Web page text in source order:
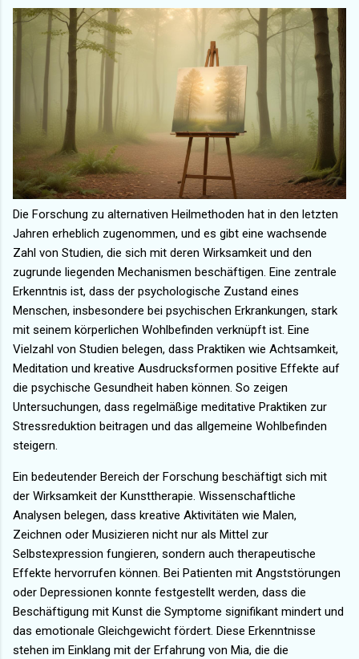
Die Forschung zu alternativen Heilmethoden hat in den letzten
Jahren erheblich zugenommen, und es gibt eine wachsende
Zahl von Studien, die sich mit deren Wirksamkeit und den
zugrunde liegenden Mechanismen beschäftigen. Eine zentrale
Erkenntnis ist, dass der psychologische Zustand eines
Menschen, insbesondere bei psychischen Erkrankungen, stark
mit seinem körperlichen Wohlbefinden verknüpft ist. Eine
Vielzahl von Studien belegen, dass Praktiken wie Achtsamkeit,
Meditation und kreative Ausdrucksformen positive Effekte auf
die psychische Gesundheit haben können. So zeigen
Untersuchungen, dass regelmäßige meditative Praktiken zur
Stressreduktion beitragen und das allgemeine Wohlbefinden
steigern.
Ein bedeutender Bereich der Forschung beschäftigt sich mit
der Wirksamkeit der Kunsttherapie. Wissenschaftliche
Analysen belegen, dass kreative Aktivitäten wie Malen,
Zeichnen oder Musizieren nicht nur als Mittel zur
Selbstexpression fungieren, sondern auch therapeutische
Effekte hervorrufen können. Bei Patienten mit Angststörungen
oder Depressionen konnte festgestellt werden, dass die
Beschäftigung mit Kunst die Symptome signifikant mindert und
das emotionale Gleichgewicht fördert. Diese Erkenntnisse
stehen im Einklang mit der Erfahrung von Mia, die die